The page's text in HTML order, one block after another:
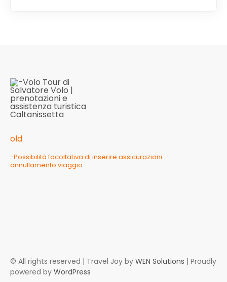
old
-Possibilità facoltativa di inserire assicurazioni
annullamento viaggio
© All rights reserved | Travel Joy by WEN Solutions | Proudly
powered by WordPress